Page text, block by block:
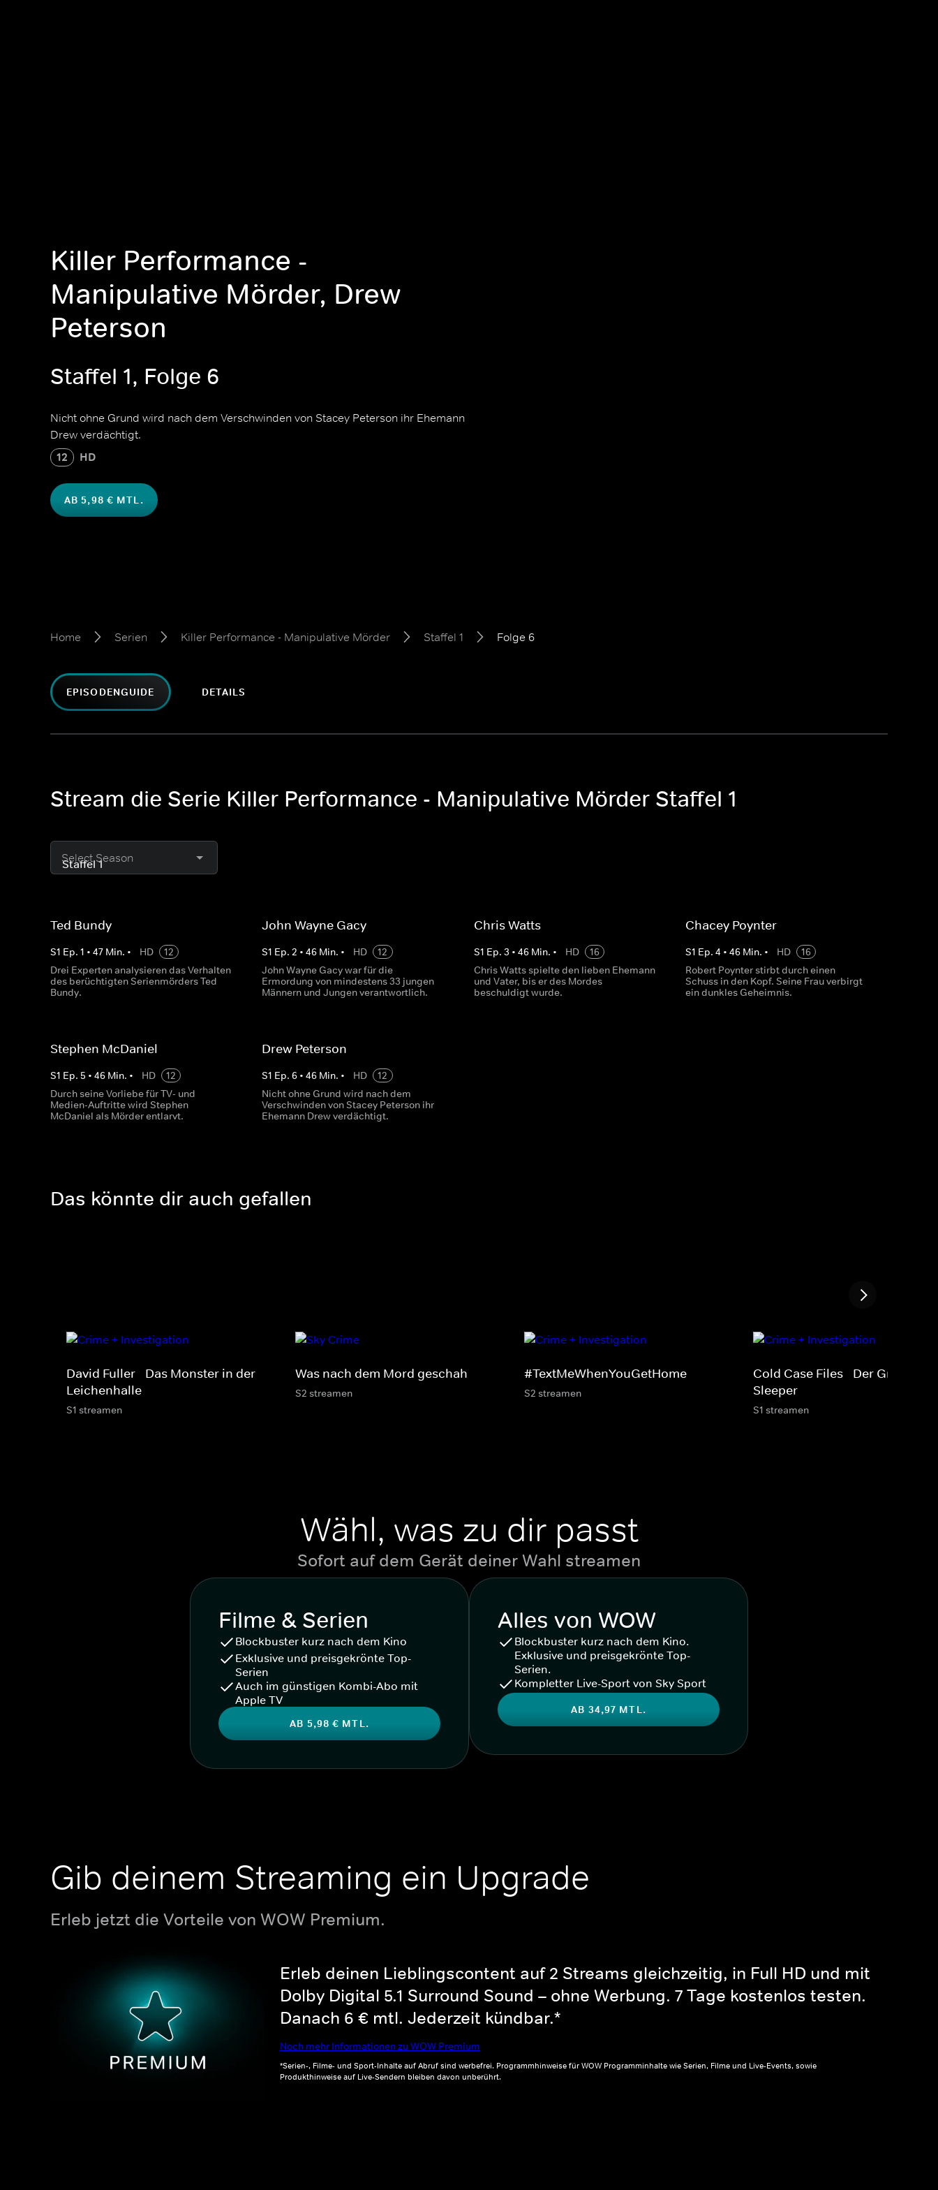
Killer Performance -
Manipulative Mörder, Drew
Peterson
Staffel 1, Folge 6
Nicht ohne Grund wird nach dem Verschwinden von Stacey Peterson ihr Ehemann
Drew verdächtigt.
12 HD
AB 5,98 € MTL.
Home Serien Killer Performance - Manipulative Mörder Staffel 1 Folge 6
EPISODENGUIDE DETAILS
Stream die Serie Killer Performance - Manipulative Mörder Staffel 1
Select Season
Ted Bundy
S1 Ep. 1 • 47 Min. • HD
12
Drei Experten analysieren das Verhalten
des berüchtigten Serienmörders Ted
Bundy.
John Wayne Gacy
S1 Ep.2 •46 Min. • HD
12
John Wayne Gacy war für die
Ermordung von mindestens 33 jungen
Männern und Jungen verantwortlich.
Chris Watts
S1 Ep. 3 • 46Min. • HD
16
Chris Watts spielte den lieben Ehemann
und Vater, bis er des Mordes
beschuldigt wurde.
Chacey Poynter
S1 Ep. 4 • 46Min. • HD
16
Robert Poynter stirbt durch einen
Schuss in den Kopf. Seine Frau verbirgt
ein dunkles Geheimnis.
Stephen McDaniel
S1 Ep. 5 • 46 Min. • HD
12
Durch seine Vorliebe für TV- und
Medien-Auftritte wird Stephen
McDaniel als Mörder entlarvt.
Drew Peterson
S1 Ep.6 •46 Min. • HD
12
Nicht ohne Grund wird nach dem
Verschwinden von Stacey Peterson ihr
Ehemann Drew verdächtigt.
Das könnte dir auch gefallen
David Fuller - Das Monster in der
Leichenhalle
S1 streamen
Was nach dem Mord geschah
S2 streamen
#TextMeWhenYouGetHome
S2 streamen
Cold Case Files - Der Grim
Sleeper
S1 streamen
Wähl, was zu dir passt
Sofort auf dem Gerät deiner Wahl streamen
Filme & Serien
Blockbuster kurz nach dem Kino
Exklusive und preisgekrönte Top-
Serien
Auch im günstigen Kombi-Abo mit
Apple TV
AB 5,98 € MTL.
Alles von WOW
Blockbuster kurz nach dem Kino.
Exklusive und preisgekrönte Top-
Serien.
Kompletter Live-Sport von Sky Sport
AB 34,97 MTL.
Gib deinem Streaming ein Upgrade
Erleb jetzt die Vorteile von WOW Premium.
Erleb deinen Lieblingscontent auf 2 Streams gleichzeitig, in Full HD und mit
Dolby Digital 5.1 Surround Sound – ohne Werbung. 7 Tage kostenlos testen.
Danach 6 € mtl. Jederzeit kündbar.*
Noch mehr Informationen zu WOW Premium
*Serien-, Filme- und Sport-Inhalte auf Abruf sind werbefrei. Programmhinweise für WOW Programminhalte wie Serien, Filme und Live-Events, sowie
Produkthinweise auf Live-Sendern bleiben davon unberührt.